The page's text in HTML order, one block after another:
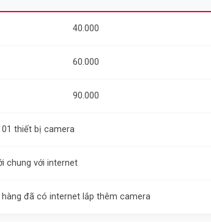
40.000
60.000
90.000
thiết bị camera
chung với internet
hàng đã có internet lắp thêm camera